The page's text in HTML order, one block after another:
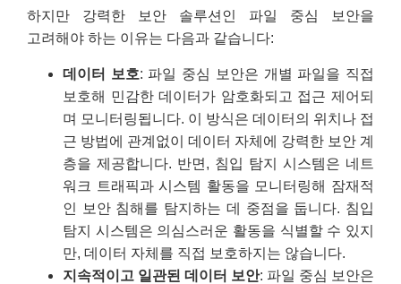
하지만 강력한 보안 솔루션인 파일 중심 보안을
고려해야 하는 이유는 다음과 같습니다:
데이터 보호: 파일 중심 보안은 개별 파일을 직접
보호해 민감한 데이터가 암호화되고 접근 제어되
며 모니터링됩니다. 이 방식은 데이터의 위치나 접
근 방법에 관계없이 데이터 자체에 강력한 보안 계
층을 제공합니다. 반면, 침입 탐지 시스템은 네트
워크 트래픽과 시스템 활동을 모니터링해 잠재적
인 보안 침해를 탐지하는 데 중점을 둡니다. 침입
탐지 시스템은 의심스러운 활동을 식별할 수 있지
만, 데이터 자체를 직접 보호하지는 않습니다.
지속적이고 일관된 데이터 보안: 파일 중심 보안은